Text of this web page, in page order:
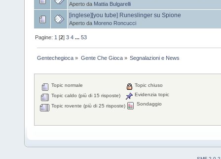
Aperto da Mattia Bulgarelli
[inglese][you tube] Runeslinger su Spione
Aperto da Moreno Roncucci
Pagine: 1 [2]3 4 ...53
Gentechegioca » Gente Che Gioca» Segnalazioni e News
Topic normale
Topic caldo (più di 15 risposte)
Topic rovente (più di 25 risposte)
Topic chiuso
Evidenzia topic
Sondaggio